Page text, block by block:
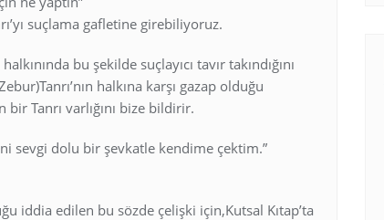
suçlama gafletine girebiliyoruz.
bu şekilde suçlayıcı tavır takındığını
halkına karşı gazap olduğu
Tanrı varlığını bize bildirir.
sevgi dolu bir şevkatle kendime çektim.”
iddia edilen bu sözde çelişki için,Kutsal Kıtap’ta